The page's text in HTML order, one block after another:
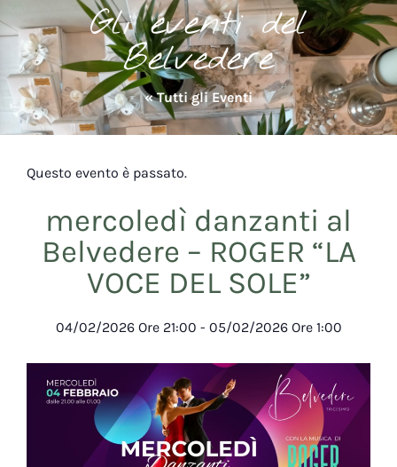
Gli eventi del
Belvedere
« Tutti gli Eventi
Questo evento è passato.
mercoledì danzanti al
Belvedere – ROGER “LA
VOCE DEL SOLE”
04/02/2026 Ore 21:00 - 05/02/2026 Ore 1:00